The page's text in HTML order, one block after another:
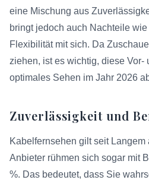
eine Mischung aus
bringt jedoch auch Nachteile
Flexibilität mit sich. Da
ziehen, ist es wichtig, diese Vor-
optimales Sehen im Jahr 2026
Zuverlässigkeit und
Kabelfernsehen gilt seit
Anbieter rühmen sich sogar mit
%. Das bedeutet, dass Sie